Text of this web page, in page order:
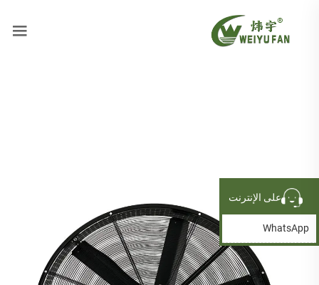
على الإنترنت
WhatsApp